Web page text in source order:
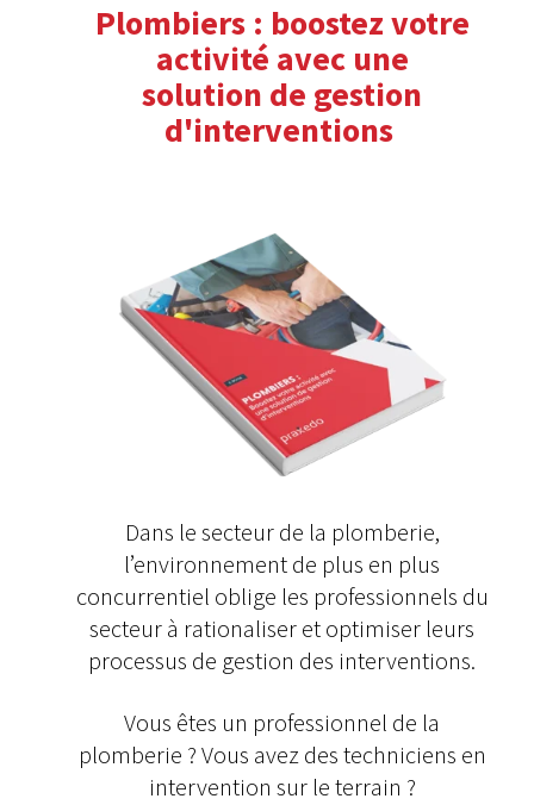
Plombiers : boostez votre
activité avec une
solution de gestion
d'interventions
Dans le secteur de la plomberie,
l’environnement de plus en plus
concurrentiel oblige les professionnels du
secteur à rationaliser et optimiser leurs
processus de gestion des interventions.
Vous êtes un professionnel de la
plomberie ? Vous avez des techniciens en
intervention sur le terrain ?